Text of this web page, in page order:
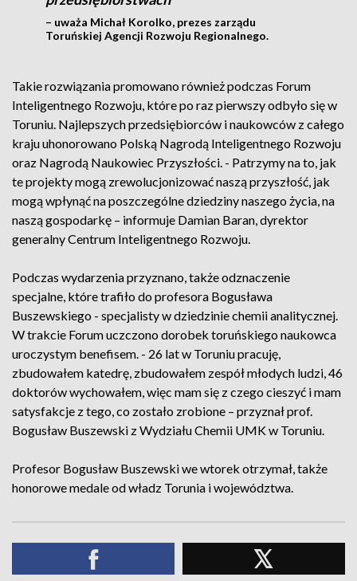
– uważa Michał Korolko, prezes zarządu
Toruńskiej Agencji Rozwoju Regionalnego.
Takie rozwiązania promowano również podczas Forum
Inteligentnego Rozwoju, które po raz pierwszy odbyło się w
Toruniu. Najlepszych przedsiębiorców i naukowców z całego
kraju uhonorowano Polską Nagrodą Inteligentnego Rozwoju
oraz Nagrodą Naukowiec Przyszłości. - Patrzymy na to, jak
te projekty mogą zrewolucjonizować naszą przyszłość, jak
mogą wpłynąć na poszczególne dziedziny naszego życia, na
naszą gospodarkę – informuje Damian Baran, dyrektor
generalny Centrum Inteligentnego Rozwoju.
Podczas wydarzenia przyznano, także odznaczenie
specjalne, które trafiło do profesora Bogusława
Buszewskiego - specjalisty w dziedzinie chemii analitycznej.
W trakcie Forum uczczono dorobek toruńskiego naukowca
uroczystym benefisem. - 26 lat w Toruniu pracuję,
zbudowałem katedrę, zbudowałem zespół młodych ludzi, 46
doktorów wychowałem, więc mam się z czego cieszyć i mam
satysfakcje z tego, co zostało zrobione – przyznał prof.
Bogusław Buszewski z Wydziału Chemii UMK w Toruniu.
Profesor Bogusław Buszewski we wtorek otrzymał, także
honorowe medale od władz Torunia i województwa.